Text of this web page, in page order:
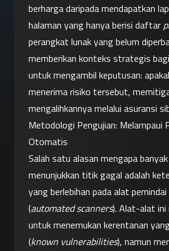
berharga daripada mendapatkan
halaman yang hanya berisi daftar
perangkat lunak yang belum
memberikan konteks strategis
untuk mengambil keputusan:
menerima risiko tersebut,
mengalihkannya melalui asuransi
Metodologi Pengujian: Melampaui
Otomatis
Salah satu alasan mengapa
menunjukkan titik gagal adalah
yang berlebihan pada alat
(automated scanners). Alat-alat
untuk menemukan kerentanan
(known vulnerabilities), namun